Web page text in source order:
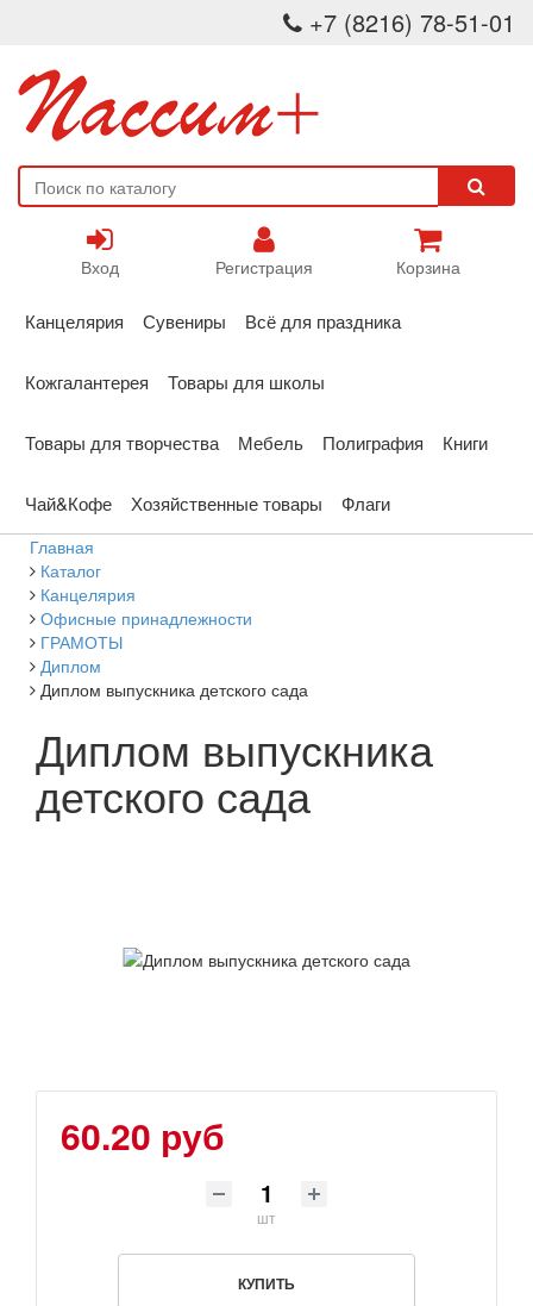
+7 (8216) 78-51-01
Вход Регистрация Корзина
Канцелярия Сувениры Всё для праздника
Кожгалантерея Товары для школы
Товары для творчества Мебель Полиграфия Книги
Чай&Кофе Хозяйственные товары Флаги
Главная
Каталог
Канцелярия
Офисные принадлежности
ГРАМОТЫ
Диплом
Диплом выпускника детского сада
Диплом выпускника
детского сада
60.20 руб
шт
КУПИТЬ